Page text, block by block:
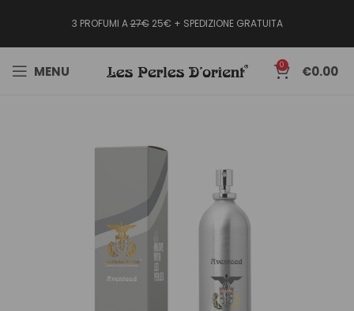
3 PROFUMI A27€25€ + SPEDIZIONE GRATUITA
MENU 0 €0.00